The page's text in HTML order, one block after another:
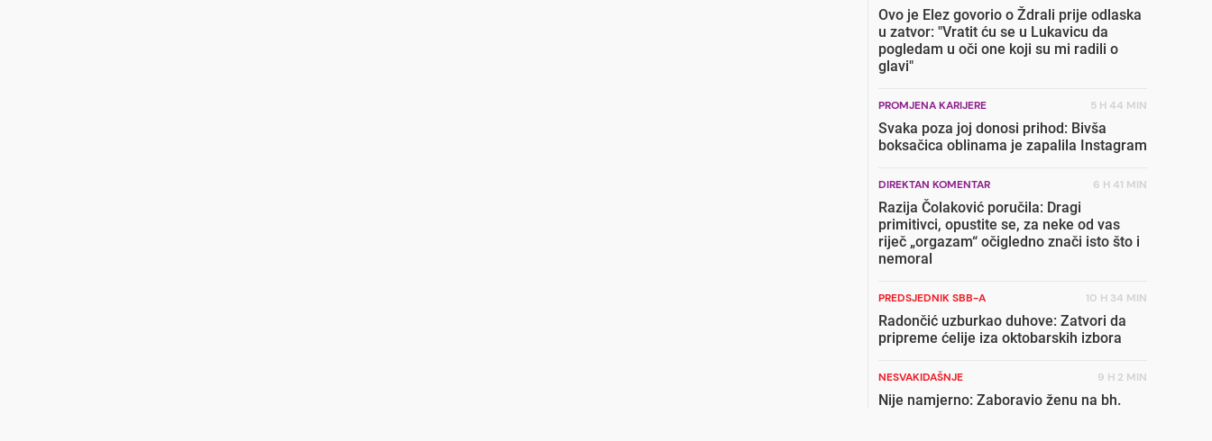
Ovo je Elez govorio o Ždrali prije odlaska
u zatvor: "Vratit ću se u Lukavicu da
pogledam u oči one koji su mi radili o
glavi"
PROMJENA KARIJERE 5 H 44 MIN
Svaka poza joj donosi prihod: Bivša
boksačica oblinama je zapalila Instagram
DIREKTAN KOMENTAR 6 H 41 MIN
Razija Čolaković poručila: Dragi
primitivci, opustite se, za neke od vas
riječ „orgazam“ očigledno znači isto što i
nemoral
PREDSJEDNIK SBB-A 10 H 34 MIN
Radončić uzburkao duhove: Zatvori da
pripreme ćelije iza oktobarskih izbora
NESVAKIDAŠNJE 9 H 2 MIN
Nije namjerno: Zaboravio ženu na bh.